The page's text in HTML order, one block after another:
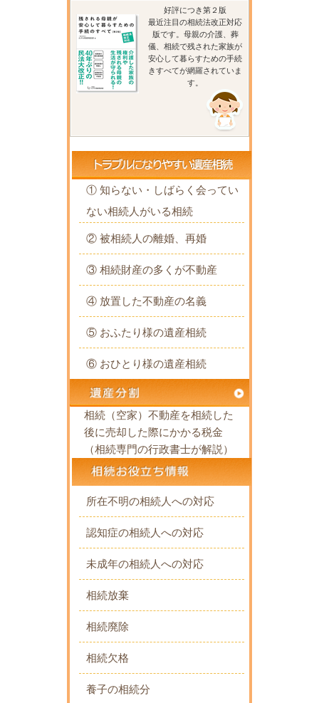
好評につき第２版
最近注目の相続法改正対応
版です。母親の介護、葬
儀、相続で残された家族が
安心して暮らすための手続
きすべてが網羅されていま
す。
① 知らない・しばらく会ってい
ない相続人がいる相続
② 被相続人の離婚、再婚
③ 相続財産の多くが不動産
④ 放置した不動産の名義
⑤ おふたり様の遺産相続
⑥ おひとり様の遺産相続
相続（空家）不動産を相続した
後に売却した際にかかる税金
（相続専門の行政書士が解説）
所在不明の相続人への対応
認知症の相続人への対応
未成年の相続人への対応
相続放棄
相続廃除
相続欠格
養子の相続分